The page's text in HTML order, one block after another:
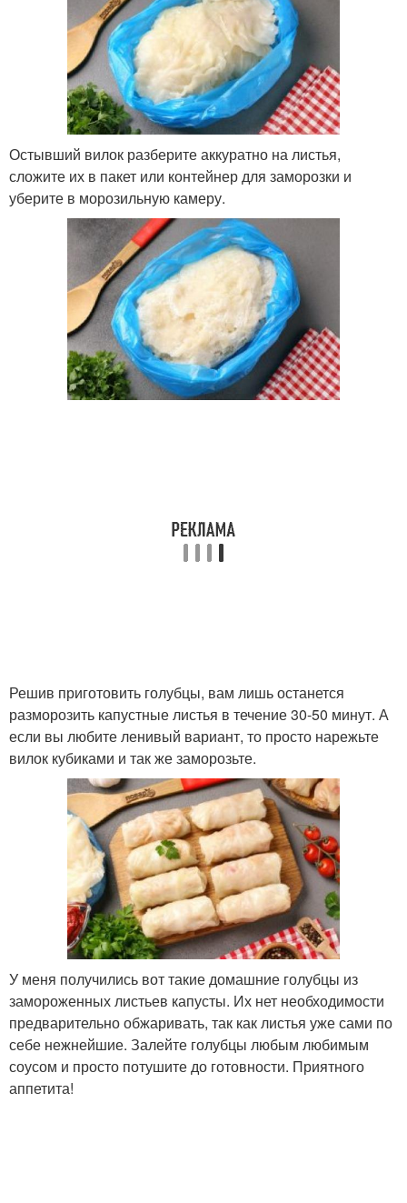
Остывший вилок разберите аккуратно на листья,
сложите их в пакет или контейнер для заморозки и
уберите в морозильную камеру.
Решив приготовить голубцы, вам лишь останется
разморозить капустные листья в течение 30-50 минут. А
если вы любите ленивый вариант, то просто нарежьте
вилок кубиками и так же заморозьте.
У меня получились вот такие домашние голубцы из
замороженных листьев капусты. Их нет необходимости
предварительно обжаривать, так как листья уже сами по
себе нежнейшие. Залейте голубцы любым любимым
соусом и просто потушите до готовности. Приятного
аппетита!